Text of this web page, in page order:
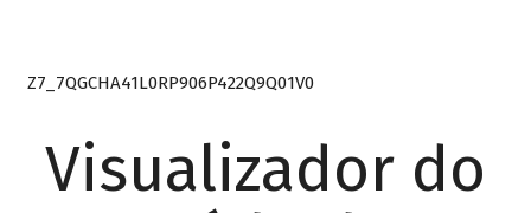
Z7_7QGCHA41L0RP906P422Q9Q01V0
Visualizador do